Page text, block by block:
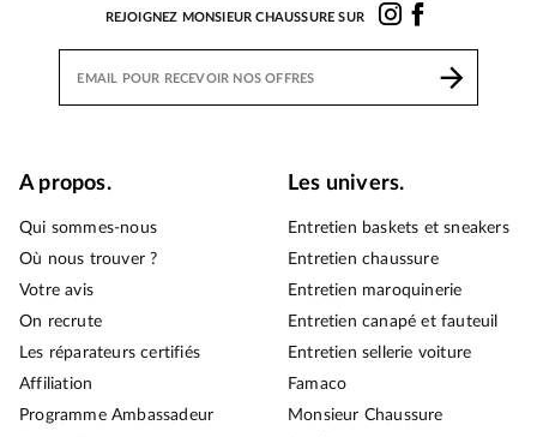
REJOIGNEZ MONSIEUR CHAUSSURE SUR
A propos.
Qui sommes-nous
Où nous trouver ?
Votre avis
On recrute
Les réparateurs certifiés
Affiliation
Programme Ambassadeur
Les univers.
Entretien baskets et sneakers
Entretien chaussure
Entretien maroquinerie
Entretien canapé et fauteuil
Entretien sellerie voiture
Famaco
Monsieur Chaussure